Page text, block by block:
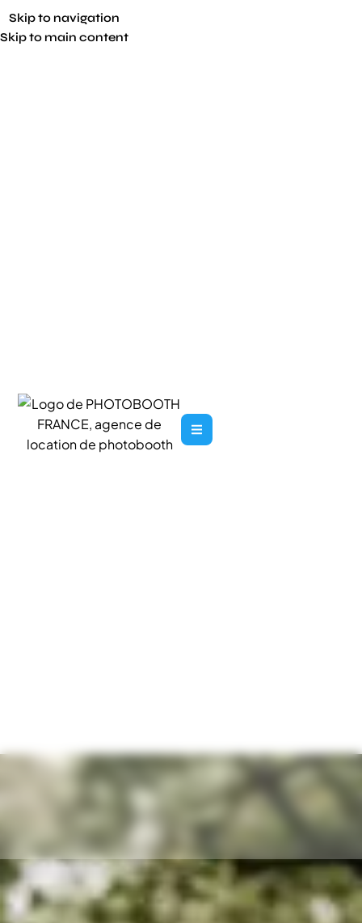
Skip to navigation
Skip to main content